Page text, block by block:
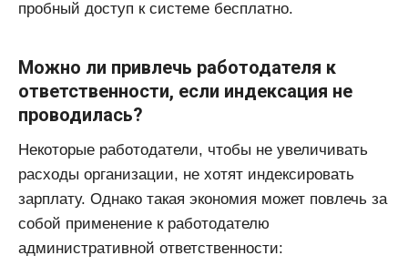
пробный доступ к системе бесплатно.
Можно ли привлечь работодателя к
ответственности, если индексация не
проводилась?
Некоторые работодатели, чтобы не увеличивать
расходы организации, не хотят индексировать
зарплату. Однако такая экономия может повлечь за
собой применение к работодателю
административной ответственности: